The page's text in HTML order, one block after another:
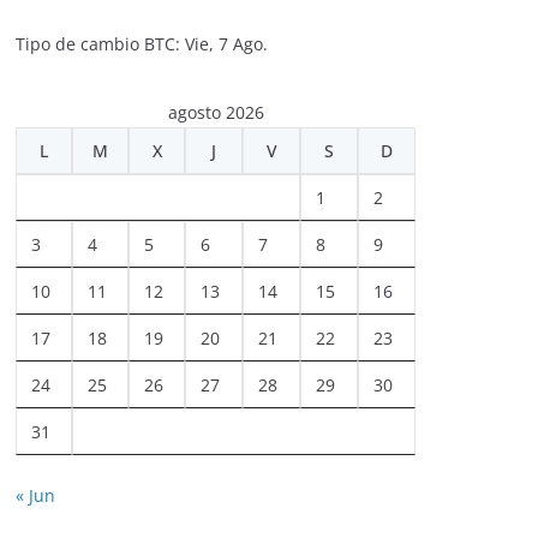
Tipo de cambio BTC: Vie, 7 Ago.
agosto 2026
L
M X J V S D
1 2
3 4 5 6 7 8 9
10 11 12 13 14 15 16
17 18 19 20 21 22 23
24 25 26 27 28 29 30
31
« Jun